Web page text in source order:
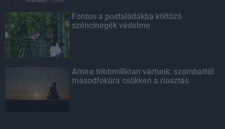
Fontos a postaládákba költöző
széncinegék védelme
Amire többmillióan vártunk: szombattól
másodfokúra csökken a riasztás